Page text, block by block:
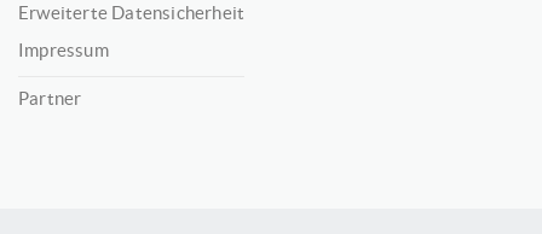
Erweiterte Datensicherheit
Impressum
Partner